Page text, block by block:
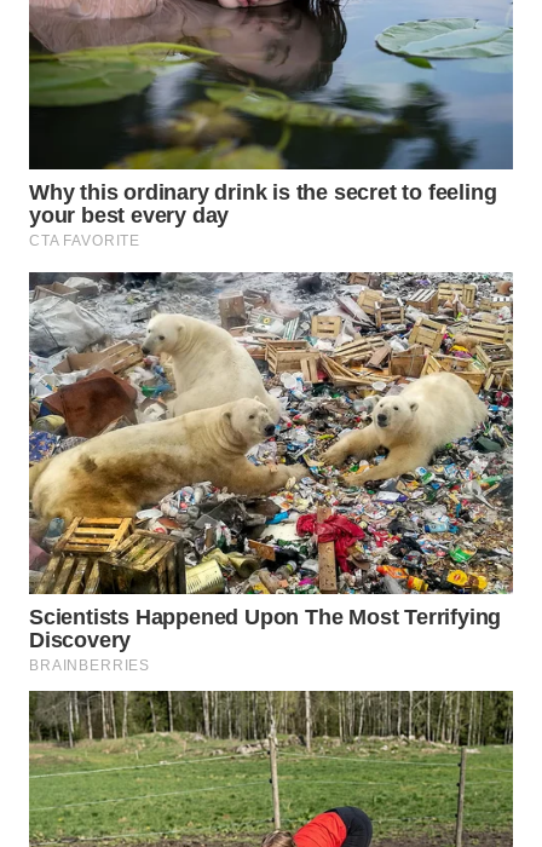
WN
TANGERANG
WN
CIREBON
WN
INDRAMAYU
WN
KUNINGAN
WN
MAJALENGKA
WN
SUBANG
WN
SUKABUMI
WN
PURWAKARTA